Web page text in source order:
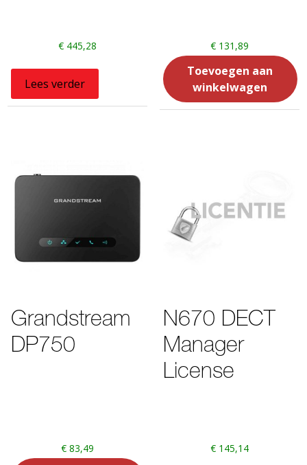
€ 445,28
Lees verder
€131,89
Toevoegen aan
winkelwagen
Grandstream
DP750
€ 83,49
N670 DECT
Manager
License
€145,14